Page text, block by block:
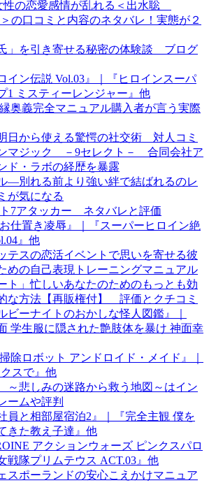
性の恋愛感情が乱れる＜出水聡
の口コミと内容のネタバレ！実態が２
」を引き寄せる秘密の体験談 ブログ
イン伝説 Vol.03』｜『ヒロインスーパ
1 ミスティーレンジャー』他
奥義完全マニュアル購入者が言う実際
日から使える驚愕の社交術 対人コミ
マジック －9セレクト－ 合同会社ア
ド・ラボの経歴を暴露
―別れる前より強い絆で結ばれるのレ
が気になる
ト7アタッカー ネタバレと評価
お仕置き凌辱』｜『スーパーヒロイン絶
』他
テスの恋活イベントで思いを寄せる彼
めの自己表現トレーニングマニュアル
ト」忙しいあなたのためのもっとも効
な方法【再販権付】 評価とクチコミ
ビーナイトのおかしな怪人図鑑』｜
学生服に隠された艶肢体を暴け 神面幸
掃除ロボット アンドロイド・メイド』｜
クスで』他
悲しみの迷路から救う地図～はイン
ームや評判
員と相部屋宿泊2』｜『完全主観 僕を
きた教え子達』他
アクションウォーズ ピンクスパロ
戦隊プリムテウス ACT.03』他
ポーランドの安心こえかけマニュア